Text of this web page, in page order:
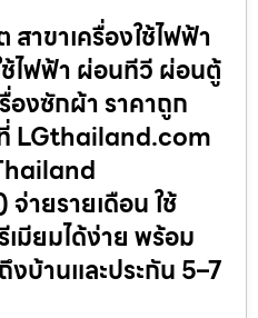
าขาเครื่องใช้ไฟฟ้า
ไฟฟ้า ผ่อนทีวี ผ่อนตู้
องซักผ้า ราคาถูก
LGthailand.com
ายรายเดือน ใช้
เมียมได้ง่าย พร้อม
บ้านและประกัน 5–7